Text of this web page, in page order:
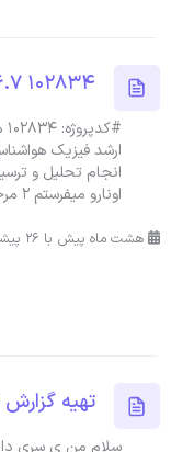
102834 /
ارشد فیزیک
انجام تحلیل و
اونارو میفرستم ۲ مرحله از کار توسط استاد راهنما
هشت ماه پیش با 26 پیشنهاد رسیده
تهیه گزارش